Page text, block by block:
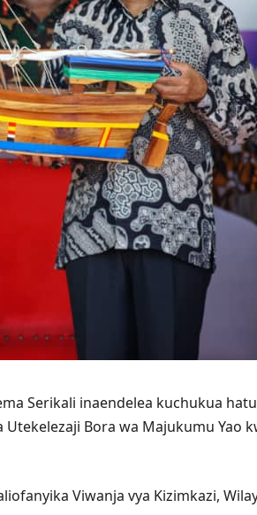
Serikali inaendelea kuchukua
Bora wa Majukumu Yao
Viwanja vya Kizimkazi,